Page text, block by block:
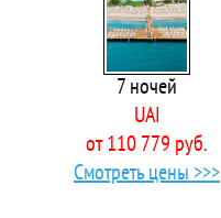
5* Adalya Elite Lara Hotel
5* Adalya Ocean Deluxe
4* Adalya Port Hotel
4* Address Residence
4* Adella Side Hotel
7 ночей
UAI
от 110 779 руб.
Смотреть цены >>>